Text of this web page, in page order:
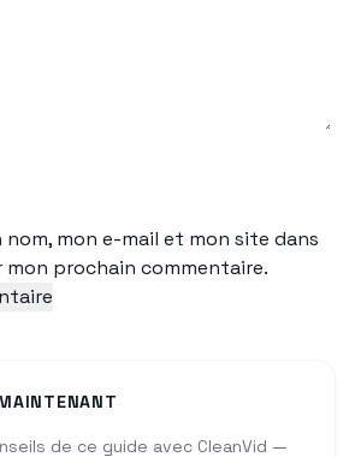
nom, mon e-mail et mon site dans
mon prochain commentaire.
de ce guide avec CleanVid —